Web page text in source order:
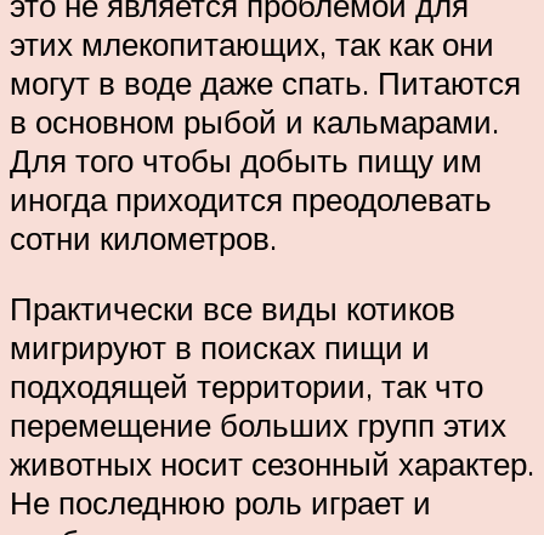
этих млекопитающих, так как они
могут в воде даже спать. Питаются
в основном рыбой и кальмарами.
Для того чтобы добыть пищу им
иногда приходится преодолевать
сотни километров.
Практически все виды котиков
мигрируют в поисках пищи и
подходящей территории, так что
перемещение больших групп этих
животных носит сезонный характер.
Не последнюю роль играет и